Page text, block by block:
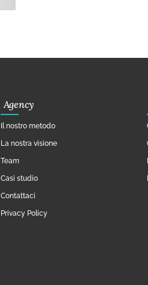
Agency
Il nostro metodo
La nostra visione
Team
Casi studio
Contattaci
Privacy Policy